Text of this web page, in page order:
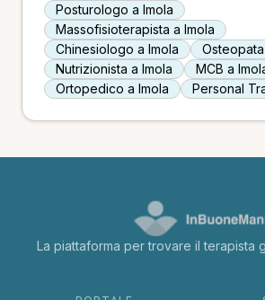
Posturologo a Imola
Massofisioterapista a Imola
Chinesiologo a Imola
Nutrizionista a Imola
MCB a
Ortopedico a Imola
Personal
La piattaforma per trovare il terapista